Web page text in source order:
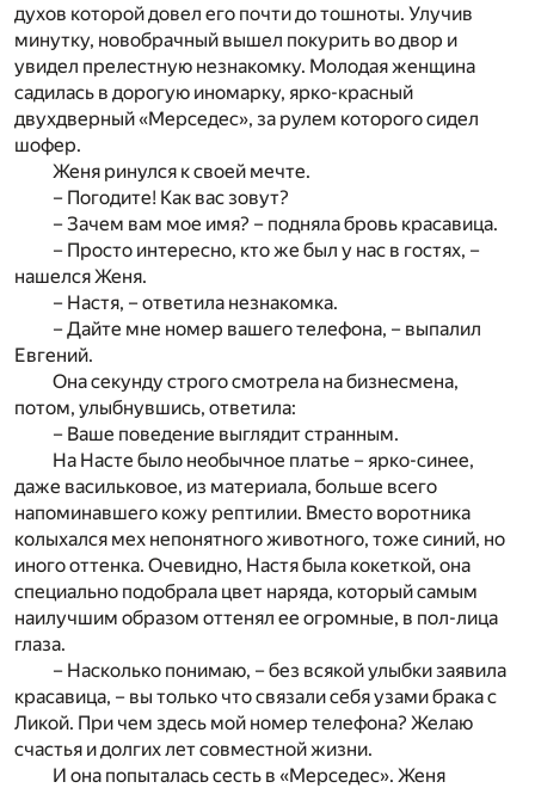
духов которой довел его почти до тошноты. Улучив
минутку, новобрачный вышел покурить во двор и
увидел прелестную незнакомку. Молодая женщина
садилась в дорогую иномарку, ярко-красный
двухдверный «Мерседес», за рулем которого сидел
шофер.
Женя ринулся к своей мечте.
– Погодите! Как вас зовут?
– Зачем вам мое имя? – подняла бровь красавица.
– Просто интересно, кто же был у нас в гостях, –
нашелся Женя.
– Настя, – ответила незнакомка.
– Дайте мне номер вашего телефона, – выпалил
Евгений.
Она секунду строго смотрела на бизнесмена,
потом, улыбнувшись, ответила:
– Ваше поведение выглядит странным.
На Насте было необычное платье – ярко-синее,
даже васильковое, из материала, больше всего
напоминавшего кожу рептилии. Вместо воротника
колыхался мех непонятного животного, тоже синий, но
иного оттенка. Очевидно, Настя была кокеткой, она
специально подобрала цвет наряда, который самым
наилучшим образом оттенял ее огромные, в пол-лица
глаза.
– Насколько понимаю, – без всякой улыбки заявила
красавица, – вы только что связали себя узами брака с
Ликой. При чем здесь мой номер телефона? Желаю
счастья и долгих лет совместной жизни.
И она попыталась сесть в «Мерседес». Женя